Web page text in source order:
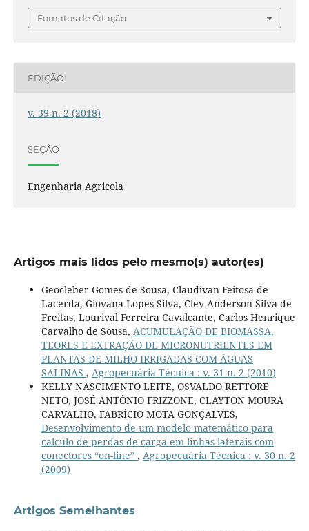
Fomatos de Citação
EDIÇÃO
v. 39 n. 2 (2018)
SEÇÃO
Engenharia Agricola
Artigos mais lidos pelo mesmo(s) autor(es)
Geocleber Gomes de Sousa, Claudivan Feitosa de
Lacerda, Giovana Lopes Silva, Cley Anderson Silva de
Freitas, Lourival Ferreira Cavalcante, Carlos Henrique
Carvalho de Sousa, ACUMULAÇÃO DE BIOMASSA,
TEORES E EXTRAÇÃO DE MICRONUTRIENTES EM
PLANTAS DE MILHO IRRIGADAS COM ÁGUAS
SALINAS , Agropecuária Técnica : v. 31 n. 2 (2010)
KELLY NASCIMENTO LEITE, OSVALDO RETTORE
NETO, JOSÉ ANTÔNIO FRIZZONE, CLAYTON MOURA
CARVALHO, FABRÍCIO MOTA GONÇALVES,
Desenvolvimento de um modelo matemático para
calculo de perdas de carga em linhas laterais com
conectores “on-line” , Agropecuária Técnica : v. 30 n. 2
(2009)
Artigos Semelhantes